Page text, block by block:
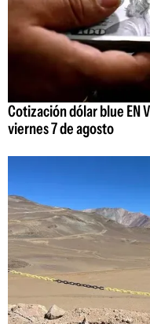
Cotización dólar blue EN
viernes 7 de agosto